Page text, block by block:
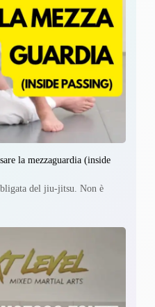
la mezzaguardia (inside
del jiu-jitsu. Non è